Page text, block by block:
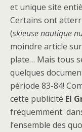
et unique site
Certains ont
(skieuse nautique
moindre article
plate… Mais tous
quelques
période 83-84!
cette publicité El
fréquemment
l’ensemble des